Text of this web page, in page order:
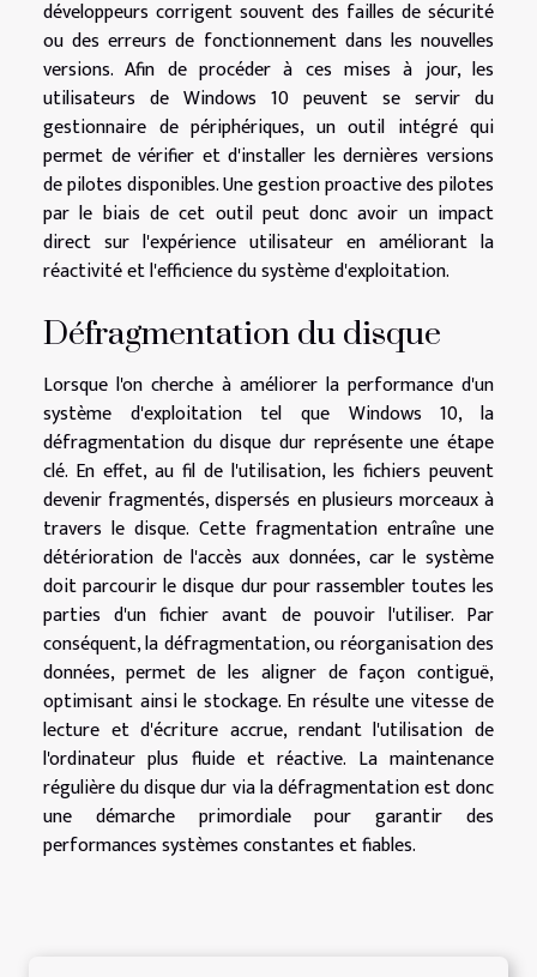
développeurs corrigent souvent des failles de sécurité
ou des erreurs de fonctionnement dans les nouvelles
versions. Afin de procéder à ces mises à jour, les
utilisateurs de Windows 10 peuvent se servir du
gestionnaire de périphériques, un outil intégré qui
permet de vérifier et d'installer les dernières versions
de pilotes disponibles. Une gestion proactive des pilotes
par le biais de cet outil peut donc avoir un impact
direct sur l'expérience utilisateur en améliorant la
réactivité et l'efficience du système d'exploitation.
Défragmentation du disque
Lorsque l'on cherche à améliorer la performance d'un
système d'exploitation tel que Windows 10, la
défragmentation du disque dur représente une étape
clé. En effet, au fil de l'utilisation, les fichiers peuvent
devenir fragmentés, dispersés en plusieurs morceaux à
travers le disque. Cette fragmentation entraîne une
détérioration de l'accès aux données, car le système
doit parcourir le disque dur pour rassembler toutes les
parties d'un fichier avant de pouvoir l'utiliser. Par
conséquent, la défragmentation, ou réorganisation des
données, permet de les aligner de façon contiguë,
optimisant ainsi le stockage. En résulte une vitesse de
lecture et d'écriture accrue, rendant l'utilisation de
l'ordinateur plus fluide et réactive. La maintenance
régulière du disque dur via la défragmentation est donc
une démarche primordiale pour garantir des
performances systèmes constantes et fiables.